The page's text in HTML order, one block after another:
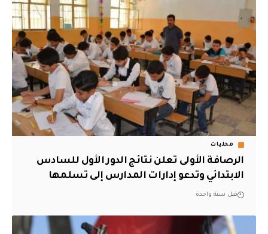
محليات
الرصافة الأولى تعلن نتائج الدور الأول للسادس
الابتدائي وتدعو إدارات المدارس إلى تسلمها
قبل سنة واحدة